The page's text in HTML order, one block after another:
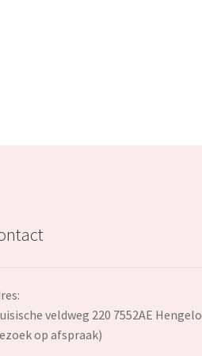
veldweg 220 7552AE Hengelo
op afspraak)